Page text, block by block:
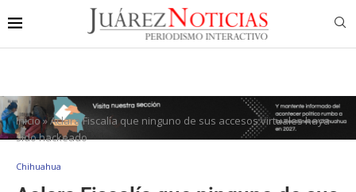
Inicio»Aclara Fiscalía que ninguno de sus accesos virtuales haya
sido hackeado
Chihuahua